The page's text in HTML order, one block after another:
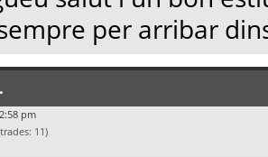
per arribar
pm
11)